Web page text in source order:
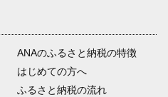
ANAのふるさと納税の特徴
はじめての方へ
ふるさと納税の流れ